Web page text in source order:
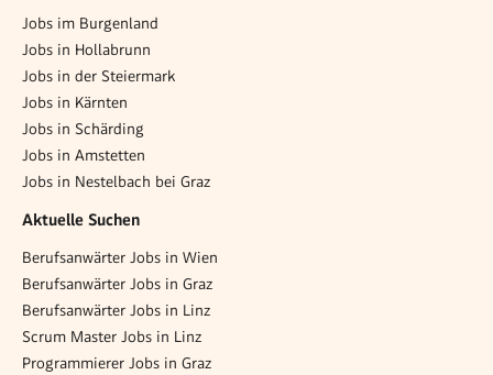
Jobs im Burgenland
Jobs in Hollabrunn
Jobs in der Steiermark
Jobs in Kärnten
Jobs in Schärding
Jobs in Amstetten
Jobs in Nestelbach bei Graz
Aktuelle Suchen
Berufsanwärter Jobs in Wien
Berufsanwärter Jobs in Graz
Berufsanwärter Jobs in Linz
Scrum Master Jobs in Linz
Programmierer Jobs in Graz